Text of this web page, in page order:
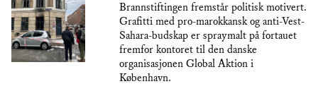
Brannstiftingen fremstår politisk motivert.
Grafitti med pro-marokkansk og anti-Vest-
Sahara-budskap er spraymalt på fortauet
fremfor kontoret til den danske
organisasjonen Global Aktion i
København.